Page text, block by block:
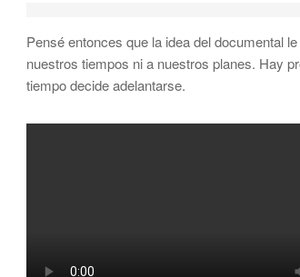
Pensé entonces que la idea del documental
nuestros tiempos ni a nuestros planes. Hay
tiempo decide adelantarse.